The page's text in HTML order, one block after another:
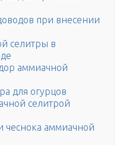
при внесении
селитры в
аммиачной
для огурцов
селитрой
чеснока аммиачной